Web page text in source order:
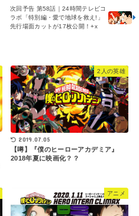
次回予告 第58話｜24時間テレビコ
ラボ「特別編・愛で地球を救え!」
先行場面カットが17枚公開！+x
2人の英雄
2019.07.05
【噂】『僕のヒーローアカデミア』
2018年夏に映画化？？
アニメ